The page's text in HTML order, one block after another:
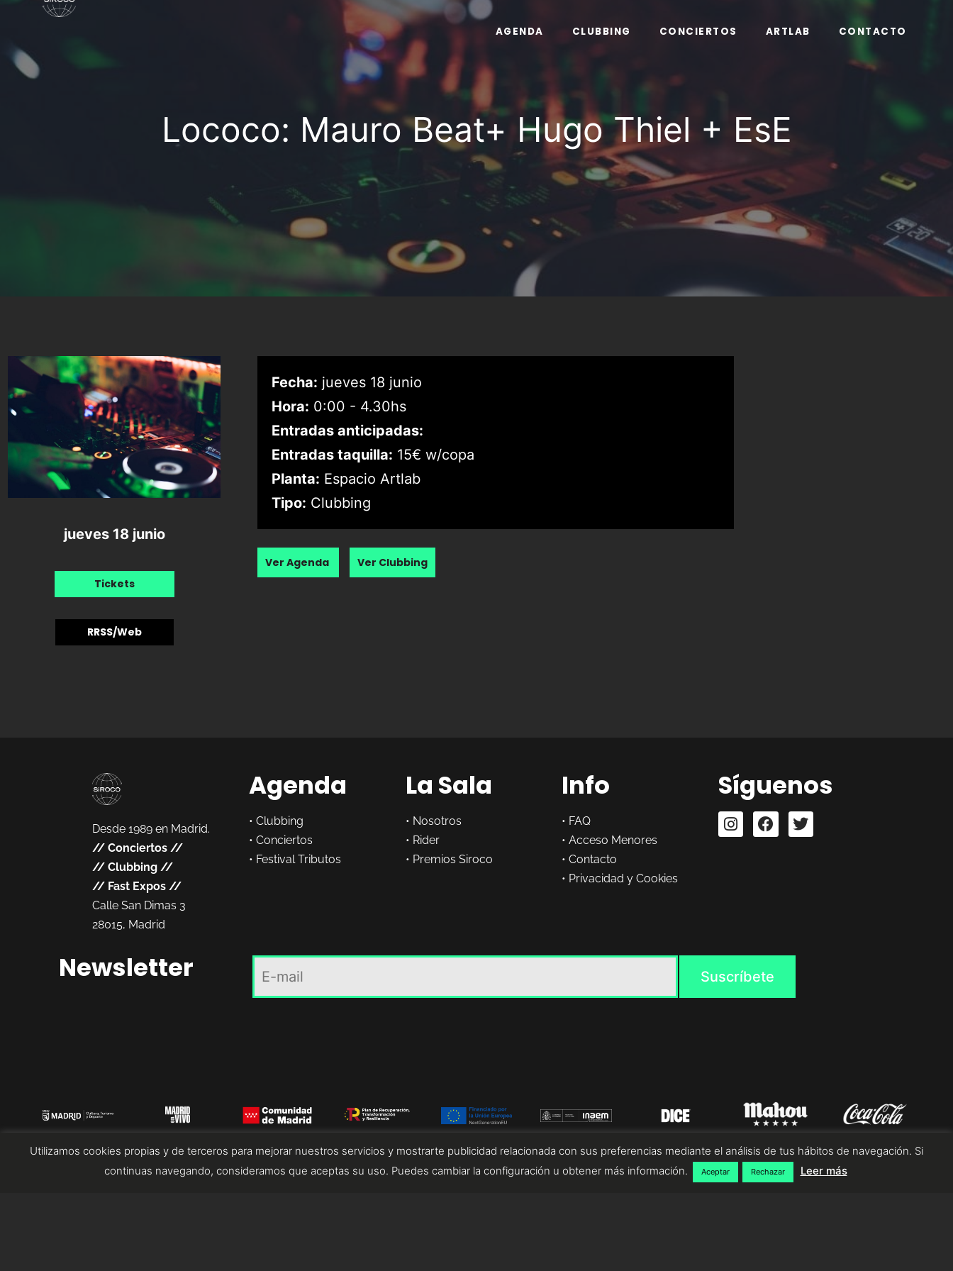
AGENDA CLUBBING CONCIERTOS ARTLAB CONTACTO
Lococo: Mauro Beat+ Hugo Thiel + EsE
jueves 18 junio
Tickets
RRSS/Web
Fecha: jueves 18 junio
Hora: 0:00 - 4.30hs
Entradas anticipadas:
Entradas taquilla: 15€ w/copa
Planta: Espacio Artlab
Tipo: Clubbing
Ver Agenda Ver Clubbing
Desde 1989 en Madrid.
// Conciertos //
// Clubbing //
// Fast Expos //
Calle San Dimas 3
28015, Madrid
Agenda
• Clubbing
• Conciertos
• Festival Tributos
La Sala
• Nosotros
• Rider
• Premios Siroco
Info
• FAQ
•Acceso Menores
•Contacto
• Privacidad y Cookies
Síguenos
Newsletter
Utilizamos cookies propias y de terceros para mejorar nuestros servicios y mostrarte publicidad relacionada con sus preferencias mediante el análisis de tus hábitos de navegación. Si
continuas navegando, consideramos que aceptas su uso. Puedes cambiar la configuración u obtener más información.
Aceptar Rechazar Leer más